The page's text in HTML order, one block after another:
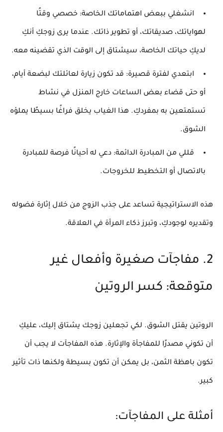
انشغلي ببعض اهتماماتك الخاصة: خصصي وقتًا
لهواياتك، صديقاتك، أو تطوير ذاتك. عندما يرى زوجكِ أنكِ
لديكِ حياتك الخاصة، سيشتاق إلى الوقت الذي تقضينه معه.
ابتعدي لفترة قصيرة: قد تكون زيارة لعائلتك لبضعة أيام،
أو حتى قضاء بعض الساعات خارج المنزل في نشاط
تستمتعين به بمفردكِ. هذا الغياب يخلق فراغًا بسيطًا يملؤه
الشوق.
قللي من المبادرة الدائمة: دعي له أحيانًا فرصة للمبادرة
بالاتصال أو التخطيط للخروجات.
هذه الاستراتيجية تساعد على جذب الزوج من خلال إثارة فضوله
وتقديره لوجودكِ، وتبرزذكاء المرأة في العلاقة.
2. مفاجآت صغيرة وأفعال غير
متوقعة: كسر الروتين
الروتين يقتل الشوق. لكي تجعلين زوجك يشتاق إليك، عليكِ
أن تكوني مصدرًا للمفاجأة والإثارة. هذه المفاجآت لا يجب أن
تكون باهظة الثمن، بل يمكن أن تكون بسيطة ولكنها ذات تأثير
كبير.
أمثلة على المفاجآت: